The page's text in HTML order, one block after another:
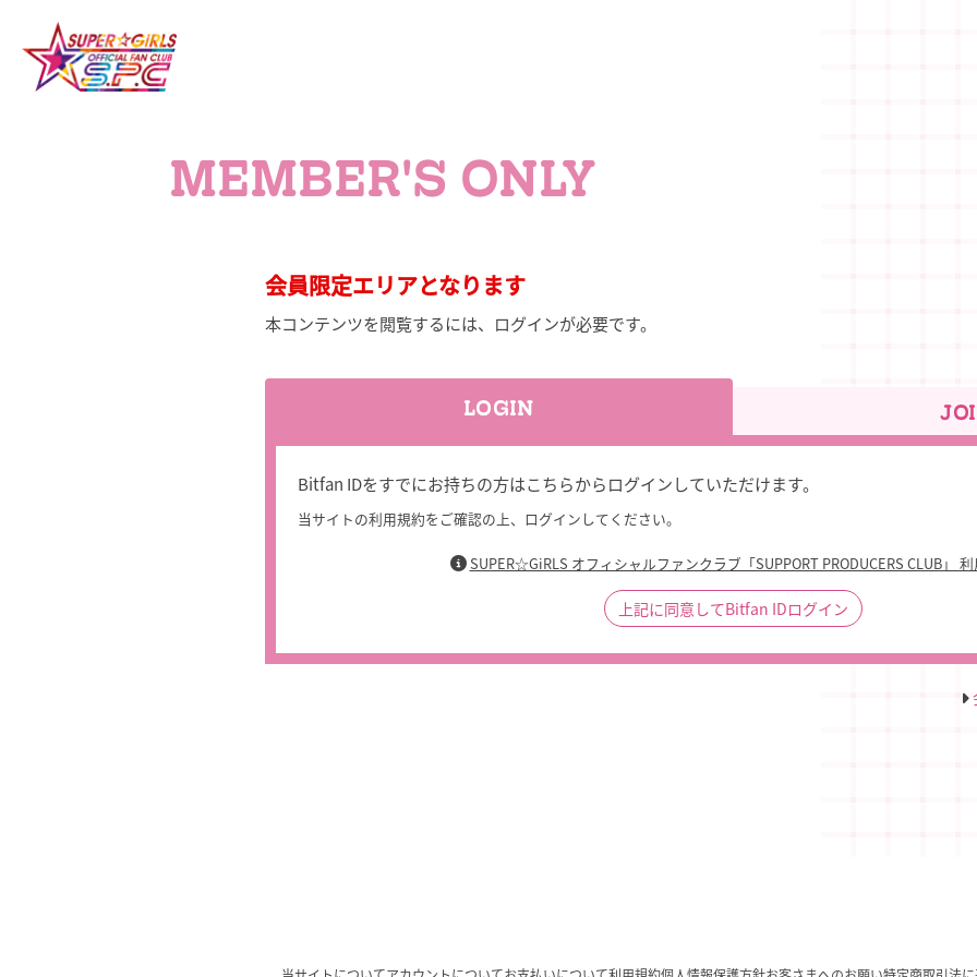
MEMBER'S ONLY
会員限定エリアとなります
本コンテンツを閲覧するには、ログインが必要です。
LOGIN
Bitfan IDをすでにお持ちの方はこちらからログインしていただけます。
当サイトの利用規約をご確認の上、ログインしてください。
SUPER☆GiRLS オフィシャルファンクラブ「SUPPORT PRODUCERS CLUB」
上記に同意してBitfan IDログイン